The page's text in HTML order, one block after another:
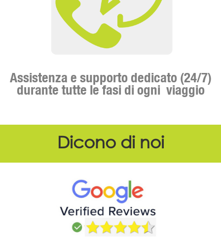
Assistenza e supporto dedicato (24/7)
durante tutte le fasi di ogni viaggio
Dicono di noi